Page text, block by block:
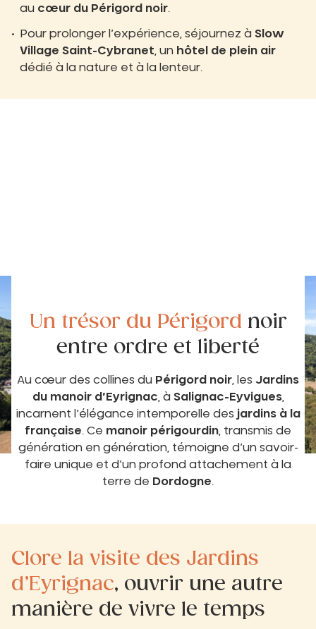
au cœur du Périgord noir.
Pour prolonger l’expérience, séjournez à Slow
Village Saint-Cybranet , un hôtel de plein air
dédié à la nature et à la lenteur.
Un trésor du Périgord noir
entre ordre et liberté
Au cœur des collines du Périgord noir, les Jardins
du manoir d’Eyrignac, à Salignac-Eyvigues,
incarnent l’élégance intemporelle des jardins à la
française. Ce manoir périgourdin, transmis de
génération en génération, témoigne d’un savoir-
faire unique et d’un profond attachement à la
terre de Dordogne.
Clore la visite des Jardins
d’Eyrignac, ouvrir une autre
manière de vivre le temps